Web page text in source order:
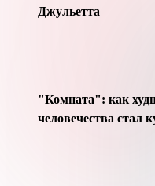
Джульетта
"Комната": как
человечества стал